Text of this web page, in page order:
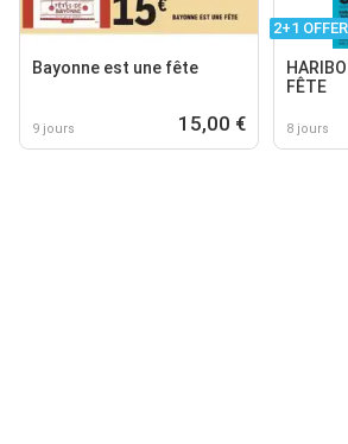
Bayonne est une fête
9 jours 15,00 €
2+1
FÊTE
8 jours